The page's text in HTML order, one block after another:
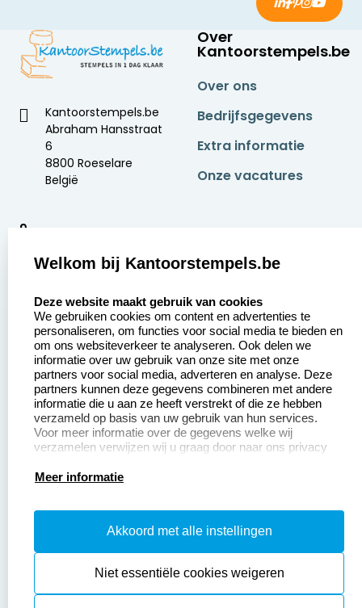
Kantoorstempels.be
Abraham Hansstraat
6
8800 Roeselare
België
9
Over
Kantoorstempels.be
Over ons
Bedrijfsgegevens
Extra informatie
Onze vacatures
Aanvraag op maat
Betaling &
Verzending
Wederverkoper
worden
Contact opnemen
Veel gestelde vragen
Retourneren
Herroepingsrecht
Productinformatie:
Instructiepagina
Safety Sheets
Sitemap
Welkom bij Kantoorstempels.be
Deze website maakt gebruik van cookies
We gebruiken cookies om content en advertenties te
personaliseren, om functies voor social media te bieden en
om ons websiteverkeer te analyseren. Ook delen we
informatie over uw gebruik van onze site met onze
partners voor social media, adverteren en analyse. Deze
partners kunnen deze gegevens combineren met andere
informatie die u aan ze heeft verstrekt of die ze hebben
verzameld op basis van uw gebruik van hun services.
Voor meer informatie over de gegevens welke wij
verzamelen verwijzen wij u graag door naar ons privacy
Meer informatie
Akkoord met alle instellingen
Niet essentiële cookies weigeren